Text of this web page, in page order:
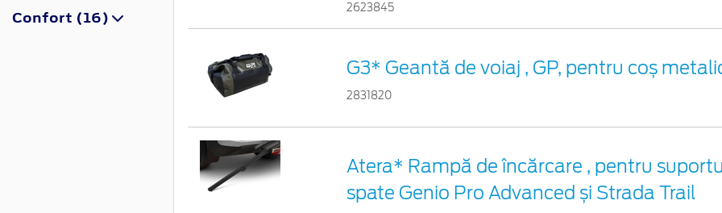
Confort (16)
2623845
G3* Geantă de voiaj , GP, pentru coș
2831820
Atera* Rampă de încărcare , pentru
spate Genio Pro Advanced și Strada Trail